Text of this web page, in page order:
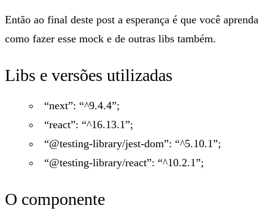
Então ao final deste post a esperança é que você aprenda
como fazer esse mock e de outras libs também.
Libs e versões utilizadas
“next”: “^9.4.4”;
“react”: “^16.13.1”;
“@testing-library/jest-dom”: “^5.10.1”;
“@testing-library/react”: “^10.2.1”;
O componente